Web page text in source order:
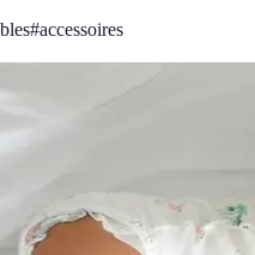
#accessoires